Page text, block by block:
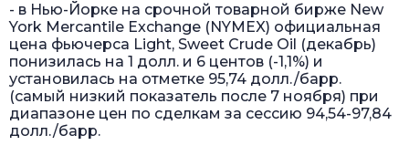
- в Нью-Йорке на срочной товарной бирже New
York Mercantile Exchange (NYMEX) официальная
цена фьючерса Light, Sweet Crude Oil (декабрь)
понизилась на 1 долл. и 6 центов (-1,1%) и
установилась на отметке 95,74 долл./барр.
(самый низкий показатель после 7 ноября) при
диапазоне цен по сделкам за сессию 94,54-97,84
долл./барр.